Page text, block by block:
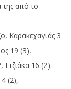
από το
Καρακεχαγιάς 3
19 (3),
16 (2).
(2),